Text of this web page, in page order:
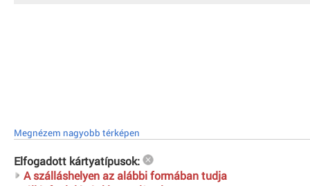
Megnézem nagyobb térképen
Elfogadott kártyatípusok:
A szálláshelyen az alábbi formában tudja